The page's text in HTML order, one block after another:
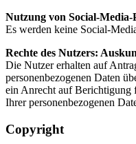
Nutzung von Social-Media-
Es werden keine Social-
Rechte des Nutzers:
Die Nutzer erhalten auf
personenbezogenen Daten
ein Anrecht auf Berichtigung
Ihrer personenbezogenen
Copyright